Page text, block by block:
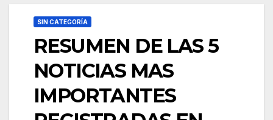
SIN CATEGORÍA
RESUMEN DE LAS 5
NOTICIAS MAS
IMPORTANTES